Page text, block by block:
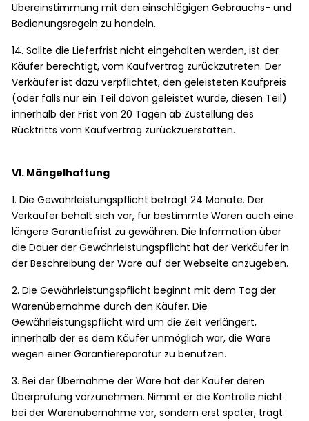
Übereinstimmung mit den einschlägigen Gebrauchs- und
Bedienungsregeln zu handeln.
14. Sollte die Lieferfrist nicht eingehalten werden, ist der
Käufer berechtigt, vom Kaufvertrag zurückzutreten. Der
Verkäufer ist dazu verpflichtet, den geleisteten Kaufpreis
(oder falls nur ein Teil davon geleistet wurde, diesen Teil)
innerhalb der Frist von 20 Tagen ab Zustellung des
Rücktritts vom Kaufvertrag zurückzuerstatten.
VI. Mängelhaftung
1. Die Gewährleistungspflicht beträgt 24 Monate. Der
Verkäufer behält sich vor, für bestimmte Waren auch eine
längere Garantiefrist zu gewähren. Die Information über
die Dauer der Gewährleistungspflicht hat der Verkäufer in
der Beschreibung der Ware auf der Webseite anzugeben.
2. Die Gewährleistungspflicht beginnt mit dem Tag der
Warenübernahme durch den Käufer. Die
Gewährleistungspflicht wird um die Zeit verlängert,
innerhalb der es dem Käufer unmöglich war, die Ware
wegen einer Garantiereparatur zu benutzen.
3. Bei der Übernahme der Ware hat der Käufer deren
Überprüfung vorzunehmen. Nimmt er die Kontrolle nicht
bei der Warenübernahme vor, sondern erst später, trägt